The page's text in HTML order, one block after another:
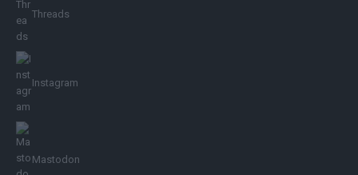
Threads
Instagram
Mastodon